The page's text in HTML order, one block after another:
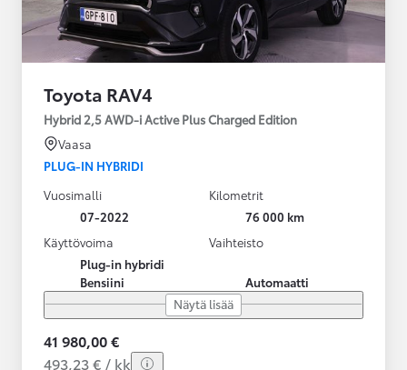
Toyota RAV4
Hybrid 2,5 AWD-i Active Plus Charged Edition
Vaasa
PLUG-IN HYBRIDI
Vuosimalli
07-2022
Kilometrit
76 000 km
Käyttövoima
Plug-in hybridi
Bensiini
Vaihteisto
Automaatti
Näytä lisää
41 980,00 €
493,23 € / kk